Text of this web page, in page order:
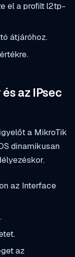
el a profilt l2tp-
átjáróhoz.
az IPsec
a MikroTik
dinamikusan
az Interface
az